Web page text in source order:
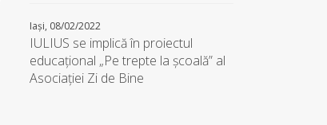
Iași, 08/02/2022
IULIUS se implică în proiectul
educațional „Pe trepte la școală” al
Asociației Zi de Bine